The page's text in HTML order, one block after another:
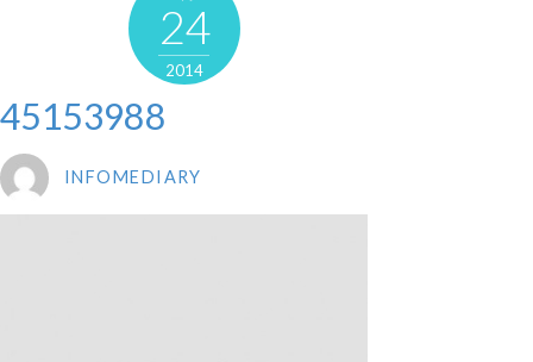
24
2014
45153988
INFOMEDIARY